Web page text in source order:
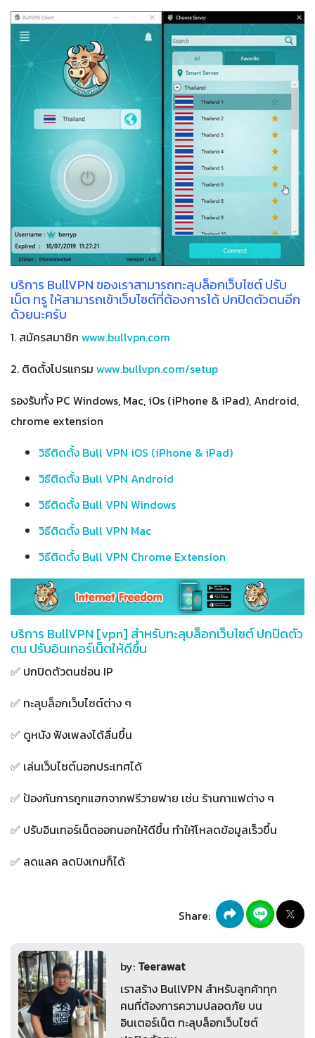
บริการ BullVPN ของเราสามารถทะลุบล็อกเว็บไซต์ ปรับ
เน็ต ทรู ให้สามารถเข้าเว็บไซต์ที่ต้องการได้ ปกปิดตัวตนอีก
ด้วยนะครับ
1. สมัครสมาชิก www.bullvpn.com
2. ติดตั้งโปรแกรม www.bullvpn.com/setup
รองรับทั้ง PC Windows, Mac, iOs (iPhone & iPad), Android,
chrome extension
วิธีติดตั้ง Bull VPN iOS (iPhone & iPad)
วิธีติดตั้ง Bull VPN Android
วิธีติดตั้ง Bull VPN Windows
วิธีติดตั้ง Bull VPN Mac
วิธีติดตั้ง Bull VPN Chrome Extension
บริการ BullVPN [vpn] สำหรับทะลุบล็อกเว็บไซต์ ปกปิดตัว
ตน ปรับอินเทอร์เน็ตให้ดีขึ้น
✅ ปกปิดตัวตนซ่อน IP
✅ ทะลุบล็อกเว็บไซต์ต่าง ๆ
✅ ดูหนัง ฟังเพลงได้ลื่นขึ้น
✅ เล่นเว็บไซต์นอกประเทศได้
✅ ป้องกันการถูกแฮกจากฟรีวายฟาย เช่น ร้านกาแฟต่าง ๆ
✅ ปรับอินเทอร์เน็ตออกนอกให้ดีขึ้น ทำให้โหลดข้อมูลเร็วขึ้น
✅ ลดแลค ลดปิงเกมก็ได้
Share:
by: Teerawat
เราสร้าง BullVPN สำหรับลูกค้าทุก
คนที่ต้องการความปลอดภัย บน
อินเตอร์เน็ต ทะลุบล็อกเว็บไซต์